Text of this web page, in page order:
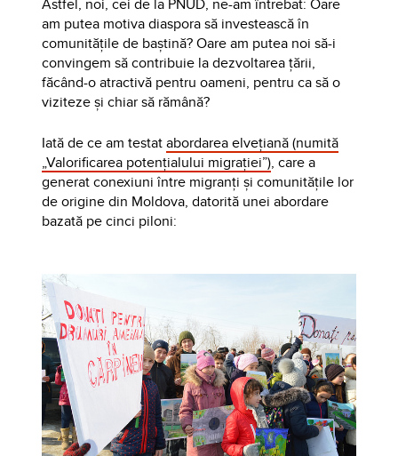
am putea motiva diaspora să investească în
comunitățile de baștină? Oare am putea noi să-i
convingem să contribuie la dezvoltarea țării,
făcând-o atractivă pentru oameni, pentru ca să o
viziteze și chiar să rămână?
Iată de ce am testatabordarea elvețiană (numită
„Valorificarea potențialului migrației”), care a
generat conexiuni între migranți și comunitățile lor
de origine din Moldova, datorită unei abordare
bazată pe cinci piloni: